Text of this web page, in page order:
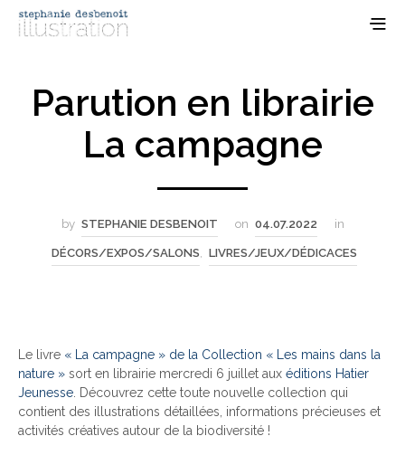
Parution en librairie
La campagne
by STEPHANIE DESBENOIT on 04.07.2022 in
DÉCORS/EXPOS/SALONS, LIVRES/JEUX/DÉDICACES
Le livre « La campagne » de la Collection « Les mains dans la
nature » sort en librairie mercredi 6 juillet aux éditions Hatier
Jeunesse. Découvrez cette toute nouvelle collection qui
contient des illustrations détaillées, informations précieuses et
activités créatives autour de la biodiversité !